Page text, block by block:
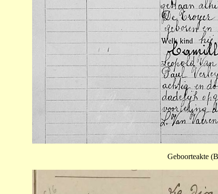
Geboorteakte